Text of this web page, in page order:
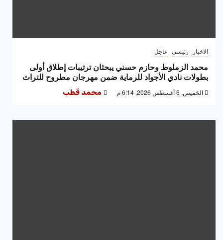
الاخبار رئيسى عاجل
محمد الزملوط وحازم حسني يبحثان ترتيبات إطلاق أولى
بطولات نادي الأجواد للرماية ضمن مهرجان مطروح للتراث
الخميس, 6 أغسطس 2026, 6:14 م محمد قطب